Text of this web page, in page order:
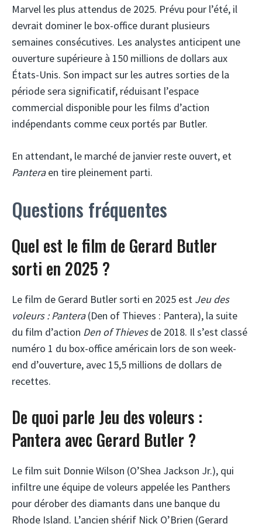
Marvel les plus attendus de 2025. Prévu pour l’été, il
devrait dominer le box-office durant plusieurs
semaines consécutives. Les analystes anticipent une
ouverture supérieure à 150 millions de dollars aux
États-Unis. Son impact sur les autres sorties de la
période sera significatif, réduisant l’espace
commercial disponible pour les films d’action
indépendants comme ceux portés par Butler.
En attendant, le marché de janvier reste ouvert, et
Panteraen tire pleinement parti.
Questions fréquentes
Quel est le film de Gerard Butler
sorti en 2025 ?
Le film de Gerard Butler sorti en 2025 est Jeu des
voleurs : Pantera(Den of Thieves : Pantera), la suite
du film d’action Den of Thievesde 2018. Il s’est classé
numéro 1 du box-office américain lors de son week-
end d’ouverture, avec 15,5 millions de dollars de
recettes.
De quoi parle Jeu des voleurs :
Pantera avec Gerard Butler ?
Le film suit Donnie Wilson (O’Shea Jackson Jr.), qui
infiltre une équipe de voleurs appelée les Panthers
pour dérober des diamants dans une banque du
Rhode Island. L’ancien shérif Nick O’Brien (Gerard